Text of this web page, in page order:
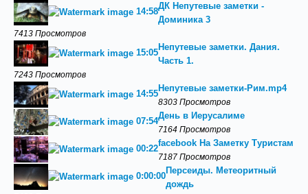
14:58
ДК Непутевые заметки -
Доминика 3
7413 Просмотров
15:05
Непутевые заметки. Дания.
Часть 1.
7243 Просмотров
14:55
Непутевые заметки-Рим.mp4
8303 Просмотров
07:54
День в Иерусалиме
7164 Просмотров
00:22
facebook На Заметку Туристам
7187 Просмотров
0:00:00
Персеиды. Метеоритный
дождь